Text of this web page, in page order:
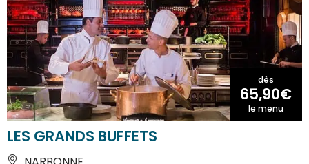
dès
65,90€
le menu
LES GRANDS BUFFETS